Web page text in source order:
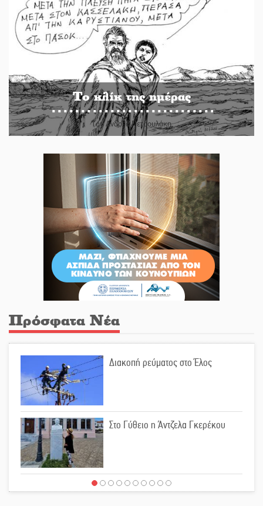
Το κλίκ της ημέρας
Του Ανδρέα Πετρουλάκη
Πρόσφατα Νέα
Διακοπή ρεύματος στο Έλος
Στο Γύθειο η Άντζελα Γκερέκου
Νταλίκα έπεσε σε γκρεμό στον